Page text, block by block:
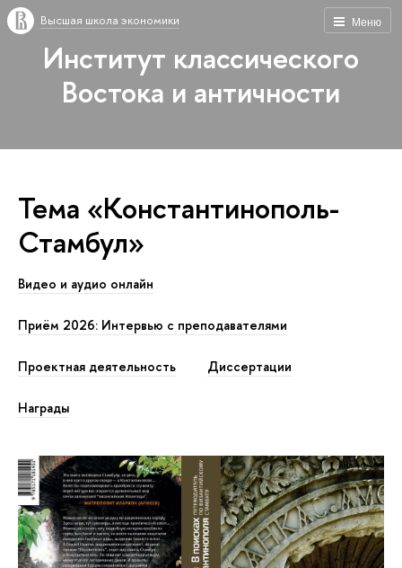
Меню
Высшая школа экономики
Институт классического
Востока и античности
Тема «Константинополь-
Стамбул»
Видео и аудио онлайн
Приём 2026: Интервью с преподавателями
Проектная деятельность Диссертации
Награды